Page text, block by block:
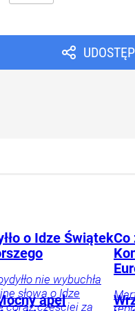
o Idze Świątek
nie wybuchła
słowa o Idze
coraz częściej za
Co
apel